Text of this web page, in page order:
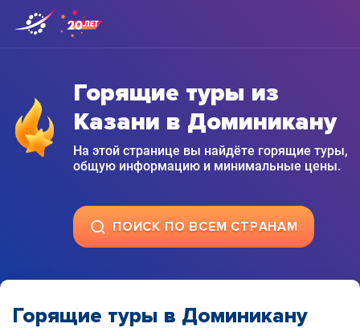
Горящие туры из
Казани в Доминикану
На этой странице вы найдёте горящие туры,
общую информацию и минимальные цены.
ПОИСК ПО ВСЕМ СТРАНАМ
Горящие туры в Доминикану